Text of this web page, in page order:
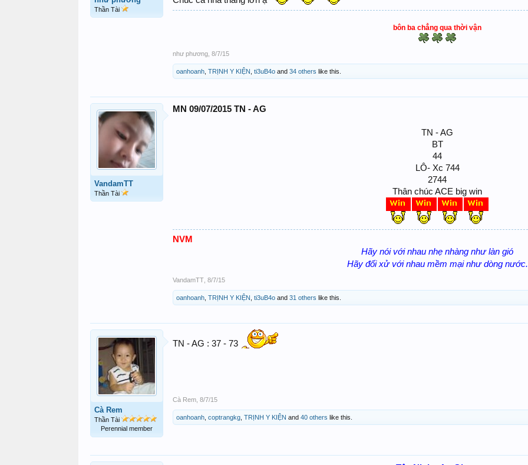
Thần Tài
bôn ba chẳng qua thời vận
như phương 8/7/15
oanhoanh TRỊNH Y KIỆN ti3uB4o and 34 others like this.
VandamTT
Thần Tài
MN 09/07/2015 TN - AG
TN - AG
BT
44
LÔ- Xc 744
2744
Thân chúc ACE big win
NVM
Hãy nói với nhau nhẹ nhàng như làn gió
Hãy đối xử với nhau mềm mại như dòng nước.
VandamTT 8/7/15
oanhoanh TRỊNH Y KIỆN ti3uB4o and 31 others like this.
Cà Rem
Thần Tài
Perennial member
TN - AG : 37 - 73
Cà Rem 8/7/15
oanhoanh coptrangkg TRỊNH Y KIỆN and 40 others like this.